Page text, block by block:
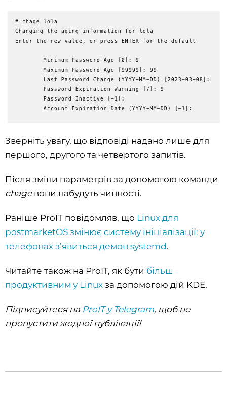
Зверніть увагу, що відповіді надано лише для
першого, другого та четвертого запитів.
Після зміни параметрів за допомогою команди
chageвони набудуть чинності.
Раніше ProIT повідомляв, що Linux для
postmarketOS змінює систему ініціалізації: у
телефонах зʼявиться демон systemd.
Читайте також на ProIT, як бути більш
продуктивним у Linux за допомогою дій KDE.
Підписуйтеся на ProIT у Telegram, щоб не
пропустити жодної публікації!